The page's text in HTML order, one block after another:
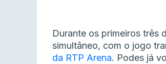
Durante os primeiros três
simultâneo, com o jogo
da RTP Arena. Podes já